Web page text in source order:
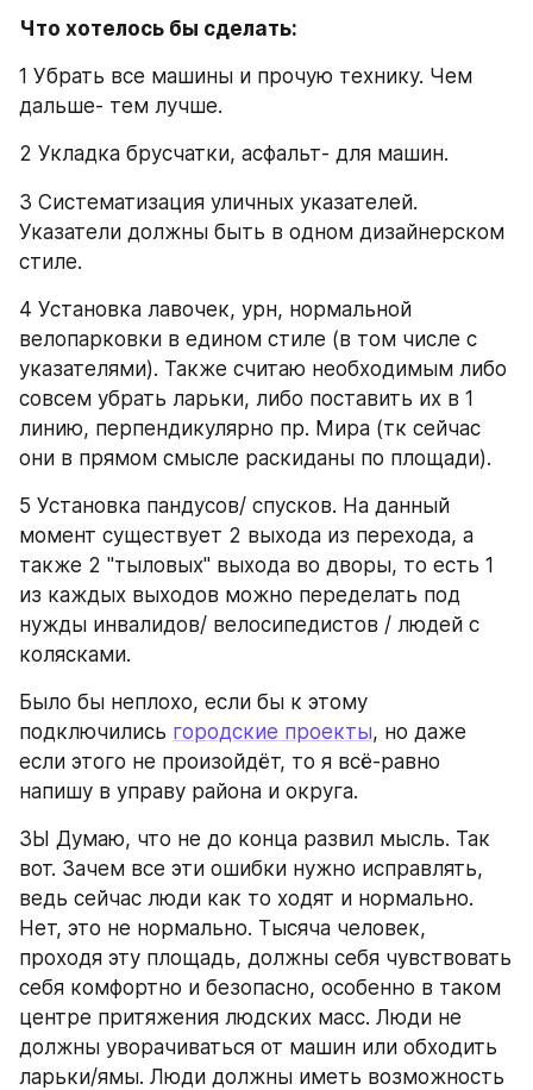
Что хотелось бы сделать:
1 Убрать все машины и прочую технику. Чем
дальше- тем лучше.
2 Укладка брусчатки, асфальт- для машин.
3 Систематизация уличных указателей.
Указатели должны быть в одном дизайнерском
стиле.
4 Установка лавочек, урн, нормальной
велопарковки в едином стиле (в том числе с
указателями). Также считаю необходимым либо
совсем убрать ларьки, либо поставить их в 1
линию, перпендикулярно пр. Мира (тк сейчас
они в прямом смысле раскиданы по площади).
5 Установка пандусов/ спусков. На данный
момент существует 2 выхода из перехода, а
также 2 "тыловых" выхода во дворы, то есть 1
из каждых выходов можно переделать под
нужды инвалидов/ велосипедистов / людей с
колясками.
Было бы неплохо, если бы к этому
подключились городские проекты, но даже
если этого не произойдёт, то я всё-равно
напишу в управу района и округа.
ЗЫ Думаю, что не до конца развил мысль. Так
вот. Зачем все эти ошибки нужно исправлять,
ведь сейчас люди как то ходят и нормально.
Нет, это не нормально. Тысяча человек,
проходя эту площадь, должны себя чувствовать
себя комфортно и безопасно, особенно в таком
центре притяжения людских масс. Люди не
должны уворачиваться от машин или обходить
ларьки/ямы. Люди должны иметь возможность